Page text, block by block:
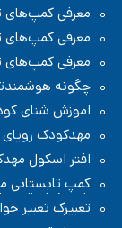
معرفی کمپ‌های
معرفی کمپ‌های
معرفی کمپ‌های
چگونه
اموزش شنای
مهدکودک رویای
افتر اسکول
شمال تهران
کمپ تابستانی
زعفرانیه / شمال
تعبیرک تعبیر